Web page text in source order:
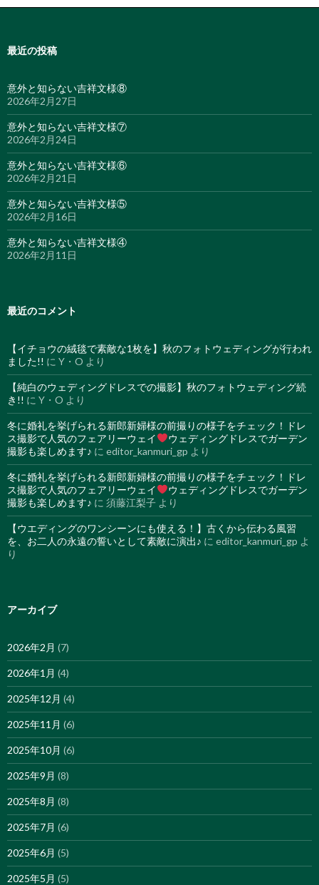
最近の投稿
意外と知らない吉祥文様⑧
2026年2月27日
意外と知らない吉祥文様⑦
2026年2月24日
意外と知らない吉祥文様⑥
2026年2月21日
意外と知らない吉祥文様⑤
2026年2月16日
意外と知らない吉祥文様④
2026年2月11日
最近のコメント
【イチョウの絨毯で素敵な1枚を】秋のフォトウェディングが行われ
ました!! に Y・O より
【純白のウェディングドレスでの撮影】秋のフォトウェディング続
き!! に Y・O より
冬に婚礼を挙げられる新郎新婦様の前撮りの様子をチェック！ドレ
ス撮影で人気のフェアリーウェイ
ウェディングドレスでガーデン
撮影も楽しめます♪ に editor_kanmuri_gp より
冬に婚礼を挙げられる新郎新婦様の前撮りの様子をチェック！ドレ
ス撮影で人気のフェアリーウェイ
ウェディングドレスでガーデン
撮影も楽しめます♪ に 須藤江梨子 より
【ウエディングのワンシーンにも使える！】古くから伝わる風習
を、お二人の永遠の誓いとして素敵に演出♪ に editor_kanmuri_gp よ
り
アーカイブ
2026年2月 (7)
2026年1月 (4)
2025年12月 (4)
2025年11月 (6)
2025年10月 (6)
2025年9月 (8)
2025年8月 (8)
2025年7月 (6)
2025年6月 (5)
2025年5月 (5)